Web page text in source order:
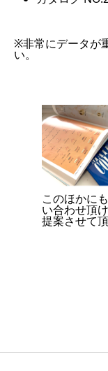
※非常にデータが
い。
このほかに
い合わせ頂
提案させて